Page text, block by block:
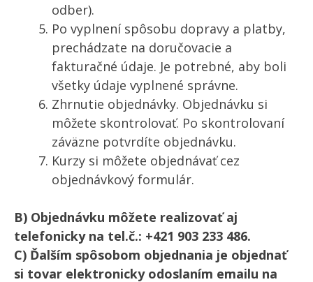
odber).
Po vyplnení spôsobu dopravy a platby,
prechádzate na doručovacie a
fakturačné údaje. Je potrebné, aby boli
všetky údaje vyplnené správne.
Zhrnutie objednávky. Objednávku si
môžete skontrolovať. Po skontrolovaní
záväzne potvrdíte objednávku.
Kurzy si môžete objednávať cez
objednávkový formulár.
B) Objednávku môžete realizovať aj
telefonicky na tel.č.: +421 903 233 486.
C) Ďalším spôsobom objednania je objednať
si tovar elektronicky odoslaním emailu na